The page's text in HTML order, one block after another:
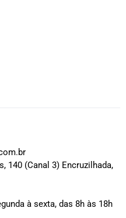
140 (Canal 3) Encruzilhada,
à sexta, das 8h às 18h